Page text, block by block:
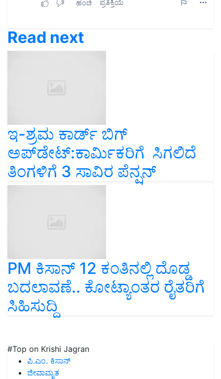
Read next
ಇ-ಶ್ರಮ ಕಾರ್ಡ್‌ ಬಿಗ್‌
ಅಪ್‌ಡೇಟ್‌:ಕಾರ್ಮಿಕರಿಗೆ ಸಿಗಲಿದೆ
ತಿಂಗಳಿಗೆ 3 ಸಾವಿರ ಪೆನ್ಷನ್‌
PM ಕಿಸಾನ್‌ 12 ಕಂತಿನಲ್ಲಿ ದೊಡ್ಡ
ಬದಲಾವಣೆ.. ಕೋಟ್ಯಾಂತರ ರೈತರಿಗೆ
ಸಿಹಿಸುದ್ದಿ
#Top on Krishi Jagran
ಪಿ.ಎಂ. ಕಿಸಾನ್
ಜೀವಾಮೃತ